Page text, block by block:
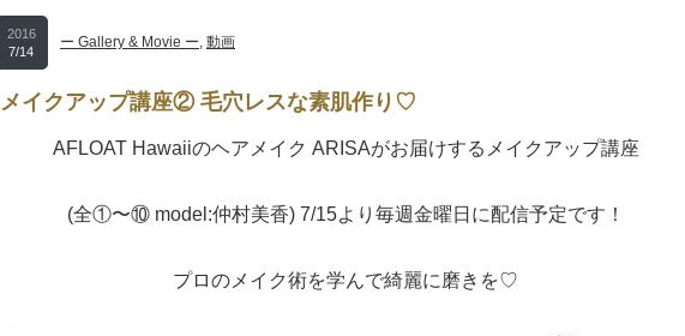
2016
7/14
ー Gallery & Movie ー, 動画
メイクアップ講座② 毛穴レスな素肌作り♡
AFLOAT Hawaiiのヘアメイク ARISAがお届けするメイクアップ講座
(全①〜⑩ model:仲村美香) 7/15より毎週金曜日に配信予定です！
プロのメイク術を学んで綺麗に磨きを♡